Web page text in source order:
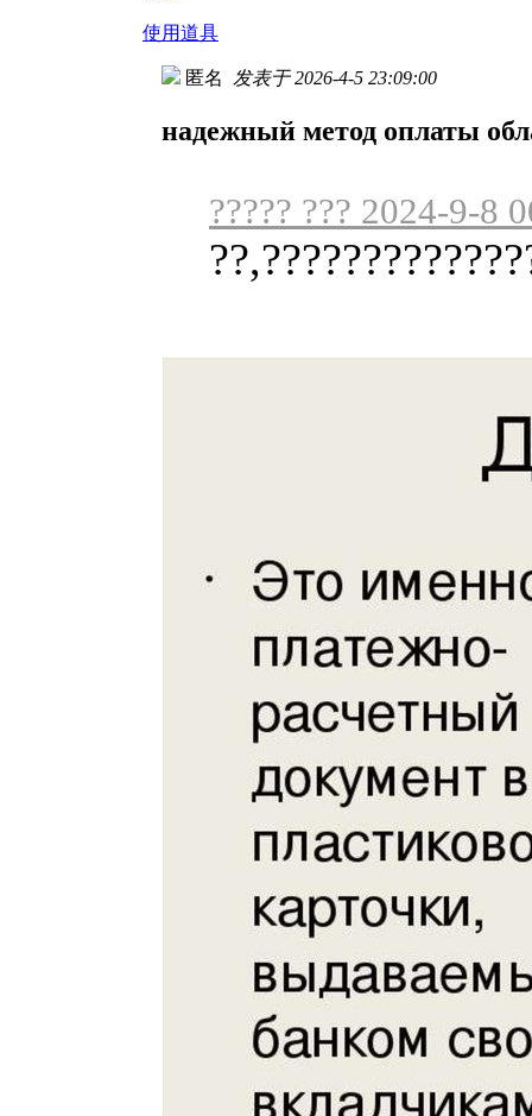
使用道具
匿名 发表于 2026-4-5 23:09:00
надежный метод оплаты
????? ??? 2024-9-8